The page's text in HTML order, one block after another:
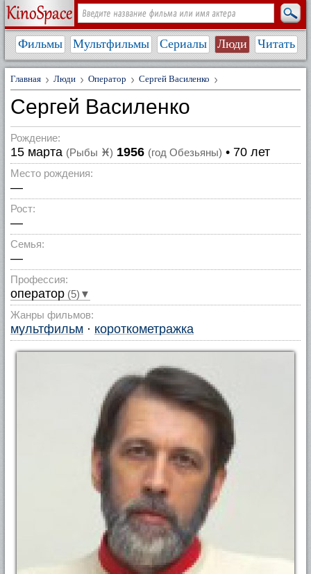
Фильмы Мультфильмы Сериалы Люди Читать
Главная Люди Оператор Сергей Василенко
Сергей Василенко
Рождение:
15 марта (Рыбы ♓) 1956 (год Обезьяны) • 70 лет
Место рождения:
—
Рост:
—
Семья:
—
Профессия:
оператор (5)▼
Жанры фильмов:
мультфильм · короткометражка